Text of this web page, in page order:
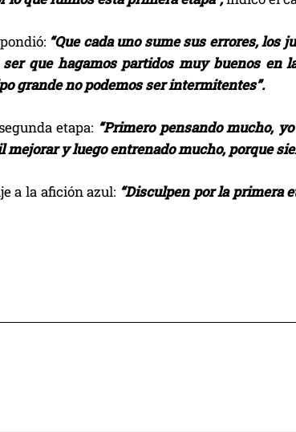
“Que cada uno sume sus errores, los
que hagamos partidos muy buenos en
grande no podemos ser intermitentes”.
etapa: “Primero pensando mucho,
y luego entrenado mucho, porque
a la afición azul: “Disculpen por la primera